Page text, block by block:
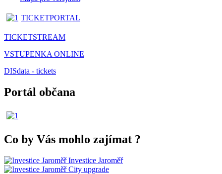
TICKETPORTAL
TICKETSTREAM
VSTUPENKA ONLINE
DISdata - tickets
Portál občana
Co by Vás mohlo zajímat ?
Investice Jaroměř
City upgrade